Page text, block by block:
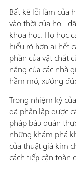
Bất kể lỗi lầm của
vào thời của họ -
khoa học. Họ học
hiểu rõ hơn ai hết
phần của vật chất
năng của các nhà
hầm mỏ, xưởng
Trong nhiệm kỳ
đã phân lập được
pháp bảo quản
những khám phá
của thuật giả kim
cách tiếp cận toàn